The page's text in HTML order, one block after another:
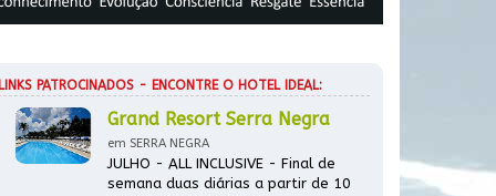
PATROCINADOS - ENCONTRE O HOTEL IDEAL:
Grand Resort Serra Negra
em SERRA NEGRA
JULHO - ALL INCLUSIVE - Final de
semana duas diárias a partir de 10